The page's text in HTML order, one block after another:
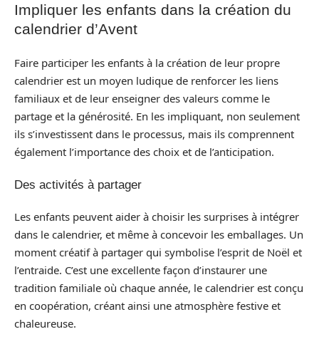
Impliquer les enfants dans la création du
calendrier d’Avent
Faire participer les enfants à la création de leur propre
calendrier est un moyen ludique de renforcer les liens
familiaux et de leur enseigner des valeurs comme le
partage et la générosité. En les impliquant, non seulement
ils s’investissent dans le processus, mais ils comprennent
également l’importance des choix et de l’anticipation.
Des activités à partager
Les enfants peuvent aider à choisir les surprises à intégrer
dans le calendrier, et même à concevoir les emballages. Un
moment créatif à partager qui symbolise l’esprit de Noël et
l’entraide. C’est une excellente façon d’instaurer une
tradition familiale où chaque année, le calendrier est conçu
en coopération, créant ainsi une atmosphère festive et
chaleureuse.